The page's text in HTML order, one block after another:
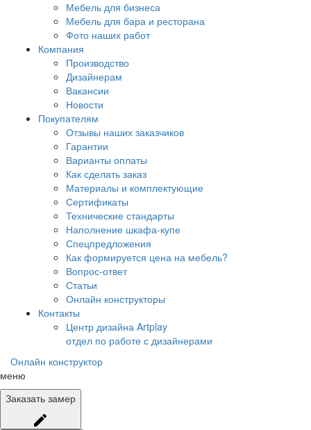
Мебель для бизнеса
Мебель для бара и ресторана
Фото наших работ
Компания
Производство
Дизайнерам
Вакансии
Новости
Покупателям
Отзывы наших заказчиков
Гарантии
Варианты оплаты
Как сделать заказ
Материалы и комплектующие
Сертификаты
Технические стандарты
Наполнение шкафа-купе
Спецпредложения
Как формируется цена на мебель?
Вопрос-ответ
Статьи
Онлайн конструкторы
Контакты
Центр дизайна Artplay
отдел по работе с дизайнерами
Онлайн конструктор
меню
Заказать замер